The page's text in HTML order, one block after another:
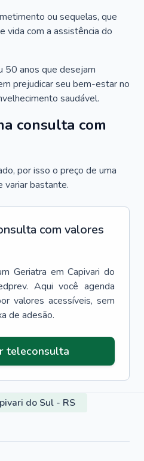
ou sequelas, que
vida com a assistência do
50 anos que desejam
prejudicar seu bem-estar no
saudável.
consulta com
por isso o preço de uma
variar bastante.
com valores
Geriatra em Capivari do
Aqui você agenda
valores acessíveis, sem
de adesão.
teleconsulta
do Sul - RS